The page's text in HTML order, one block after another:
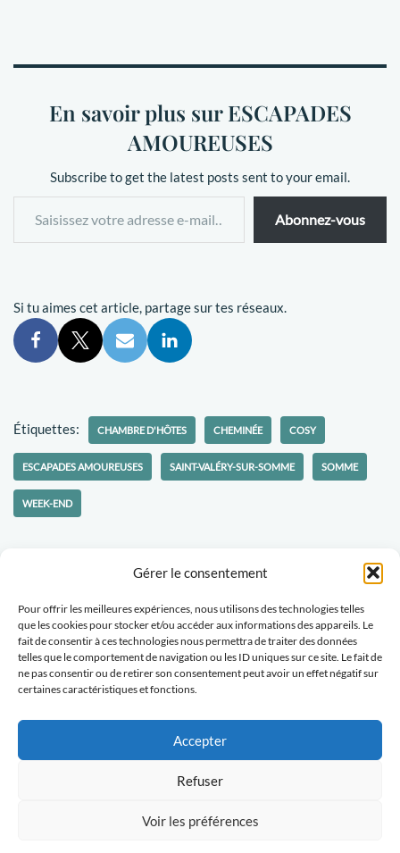
Gérer le consentement
Pour offrir les meilleures expériences, nous utilisons des technologies telles
que les cookies pour stocker et/ou accéder aux informations des appareils. Le
fait de consentir à ces technologies nous permettra de traiter des données
telles que le comportement de navigation ou les ID uniques sur ce site. Le fait de
ne pas consentir ou de retirer son consentement peut avoir un effet négatif sur
certaines caractéristiques et fonctions.
Accepter
Refuser
Voir les préférences
En savoir plus sur ESCAPADES
AMOUREUSES
Subscribe to get the latest posts sent to your email.
Abonnez-vous
Si tu aimes cet article, partage sur tes réseaux.
Étiquettes: CHAMBRE D'HÔTES CHEMINÉE COSY
ESCAPADES AMOUREUSES SAINT-VALÉRY-SUR-SOMME SOMME
WEEK-END
Politique-confidentialités
Travaillons ensemble
Tu veux recevoir des nouvelles d'Escapades Amoureuses ?
partager mes plus belles découvertes